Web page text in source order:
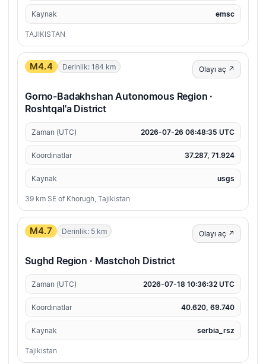
Kaynak emsc
TAJIKISTAN
M4.4 Derinlik: 184 km Olayı aç ↗
Gorno-Badakhshan Autonomous Region ·
Roshtqal'a District
Zaman (UTC) 2026-07-26 06:48:35 UTC
Koordinatlar 37.287, 71.924
Kaynak usgs
39 km SE of Khorugh, Tajikistan
M4.7 Derinlik: 5 km Olayı aç ↗
Sughd Region · Mastchoh District
Zaman (UTC) 2026-07-18 10:36:32 UTC
Koordinatlar 40.620, 69.740
Kaynak serbia_rsz
Tajikistan